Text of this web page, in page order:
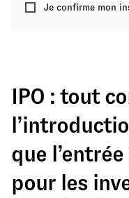
Je confirme mon
IPO : tout
que
pour les